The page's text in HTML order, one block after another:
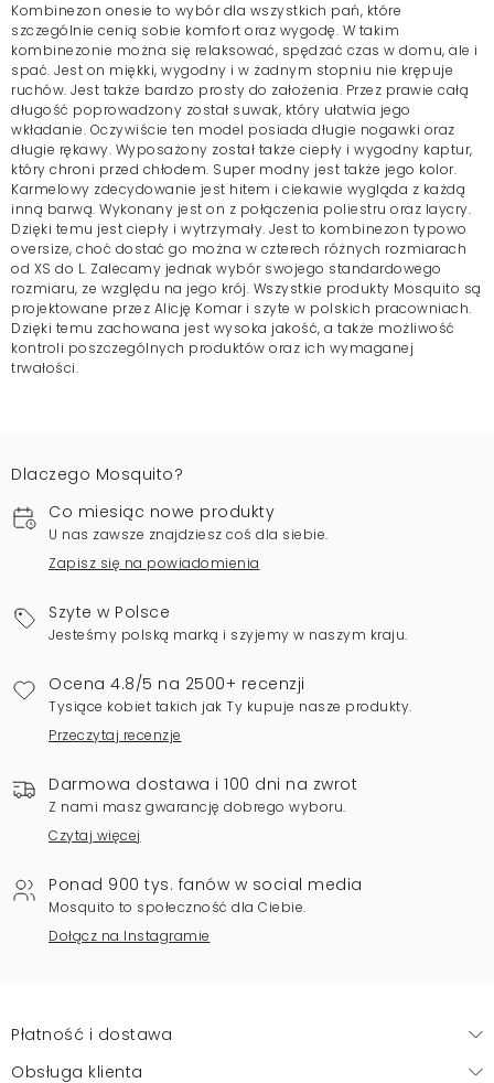
Kombinezon onesie to wybór dla wszystkich pań, które
szczególnie cenią sobie komfort oraz wygodę. W takim
kombinezonie można się relaksować, spędzać czas w domu, ale i
spać. Jest on miękki, wygodny i w żadnym stopniu nie krępuje
ruchów. Jest także bardzo prosty do założenia. Przez prawie całą
długość poprowadzony został suwak, który ułatwia jego
wkładanie. Oczywiście ten model posiada długie nogawki oraz
długie rękawy. Wyposażony został także ciepły i wygodny kaptur,
który chroni przed chłodem. Super modny jest także jego kolor.
Karmelowy zdecydowanie jest hitem i ciekawie wygląda z każdą
inną barwą. Wykonany jest on z połączenia poliestru oraz laycry.
Dzięki temu jest ciepły i wytrzymały. Jest to kombinezon typowo
oversize, choć dostać go można w czterech różnych rozmiarach
od XS do L. Zalecamy jednak wybór swojego standardowego
rozmiaru, ze względu na jego krój. Wszystkie produkty Mosquito są
projektowane przez Alicję Komar i szyte w polskich pracowniach.
Dzięki temu zachowana jest wysoka jakość, a także możliwość
kontroli poszczególnych produktów oraz ich wymaganej
trwałości.
Dlaczego Mosquito?
Co miesiąc nowe produkty
U nas zawsze znajdziesz coś dla siebie.
Zapisz się na powiadomienia
Szyte w Polsce
Jesteśmy polską marką i szyjemy w naszym kraju.
Ocena 4.8/5 na 2500+ recenzji
Tysiące kobiet takich jak Ty kupuje nasze produkty.
Przeczytaj recenzje
Darmowa dostawa i 100 dni na zwrot
Z nami masz gwarancję dobrego wyboru.
Czytaj więcej
Ponad 900 tys. fanów w social media
Mosquito to społeczność dla Ciebie.
Dołącz na Instagramie
Płatność i dostawa
Obsługa klienta